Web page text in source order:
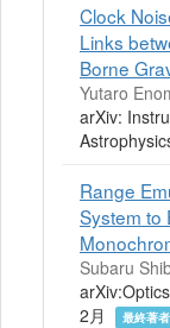
Clock
Links
Borne
Yutaro
arXiv:
Range
System to
Subaru
2月
最終著者